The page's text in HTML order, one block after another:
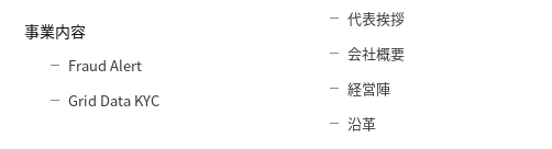
事業内容
Fraud Alert
Grid Data KYC
代表挨拶
会社概要
経営陣
沿革